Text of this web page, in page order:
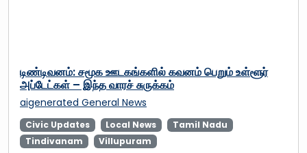
டிண்டிவனம்: சமூக ஊடகங்களில் கவனம் பெறும் உள்ளூர்
அப்டேட்கள் – இந்த வாரச் சுருக்கம்
aigenerated General News
Civic Updates Local News
Tamil Nadu
Tindivanam
Villupuram